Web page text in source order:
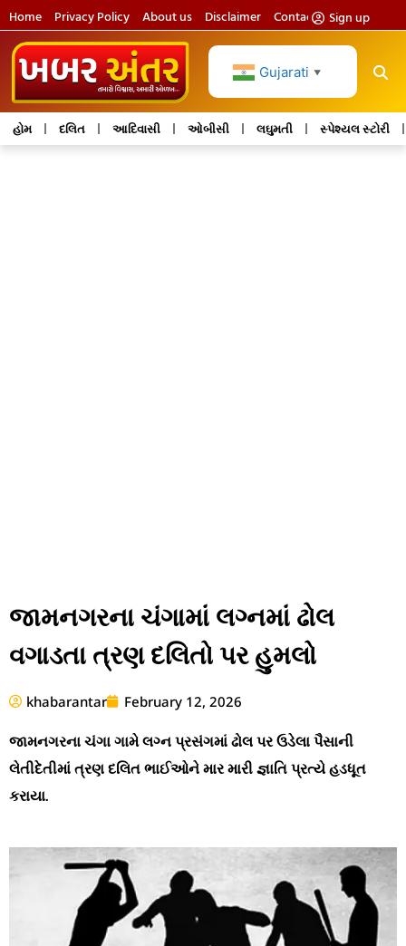
Home Privacy Policy About us Disclaimer Contact usSign up
Gujarati ▼
હોમ દલિત આદિવાસી ઓબીસી લઘુમતી સ્પેશ્યલ સ્ટોરી
જામનગરના ચંગામાં લગ્નમાં ઢોલ
વગાડતા ત્રણ દલિતો પર હુમલો
khabarantar February 12, 2026
જામનગરના ચંગા ગામે લગ્ન પ્રસંગમાં ઢોલ પર ઉડેલા પૈસાની
લેતીદેતીમાં ત્રણ દલિત ભાઈઓને માર મારી જ્ઞાતિ પ્રત્યે હડધૂત
કરાયા.